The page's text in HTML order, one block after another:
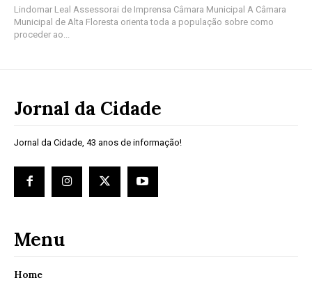
Lindomar Leal Assessorai de Imprensa Câmara Municipal A Câmara
Municipal de Alta Floresta orienta toda a população sobre como
proceder ao...
Jornal da Cidade
Jornal da Cidade, 43 anos de informação!
Menu
Home